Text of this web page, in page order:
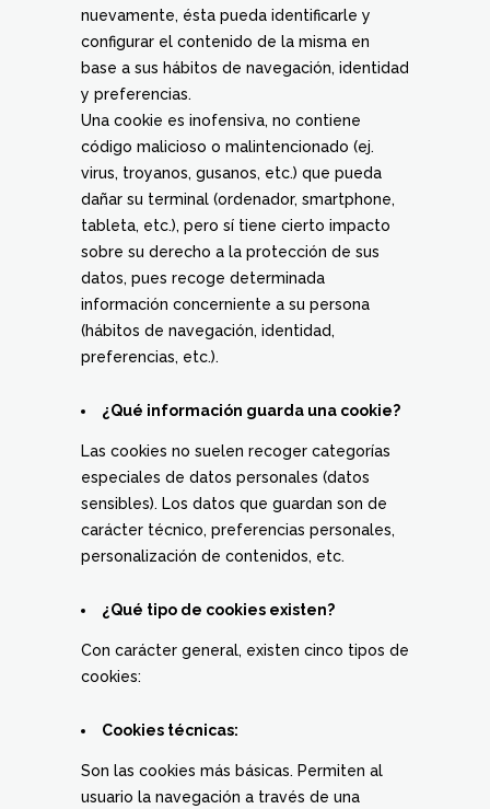
nuevamente, ésta pueda identificarle y
configurar el contenido de la misma en
base a sus hábitos de navegación, identidad
y preferencias.
Una cookie es inofensiva, no contiene
código malicioso o malintencionado (ej.
virus, troyanos, gusanos, etc.) que pueda
dañar su terminal (ordenador, smartphone,
tableta, etc.), pero sí tiene cierto impacto
sobre su derecho a la protección de sus
datos, pues recoge determinada
información concerniente a su persona
(hábitos de navegación, identidad,
preferencias, etc.).
¿Qué información guarda una cookie?
Las cookies no suelen recoger categorías
especiales de datos personales (datos
sensibles). Los datos que guardan son de
carácter técnico, preferencias personales,
personalización de contenidos, etc.
¿Qué tipo de cookies existen?
Con carácter general, existen cinco tipos de
cookies:
Cookies técnicas:
Son las cookies más básicas. Permiten al
usuario la navegación a través de una